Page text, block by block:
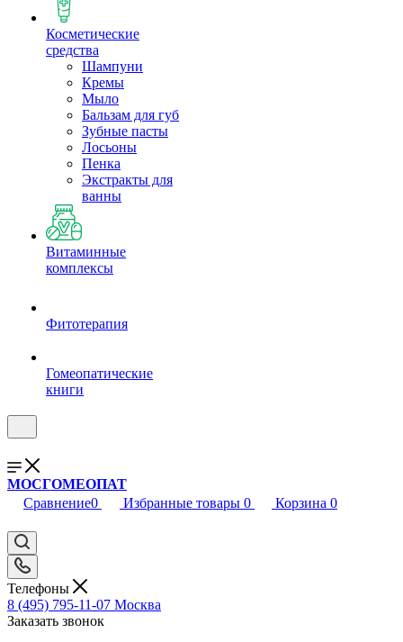
Косметические
средства
Шампуни
Кремы
Мыло
Бальзам для губ
Зубные пасты
Лосьоны
Пенка
Экстракты для
ванны
Витаминные
комплексы
Фитотерапия
Гомеопатические
книги
МОСГОМЕОПАТ
Сравнение0 Избранные товары 0 Корзина 0
Телефоны
8 (495) 795-11-07 Москва
Заказать звонок